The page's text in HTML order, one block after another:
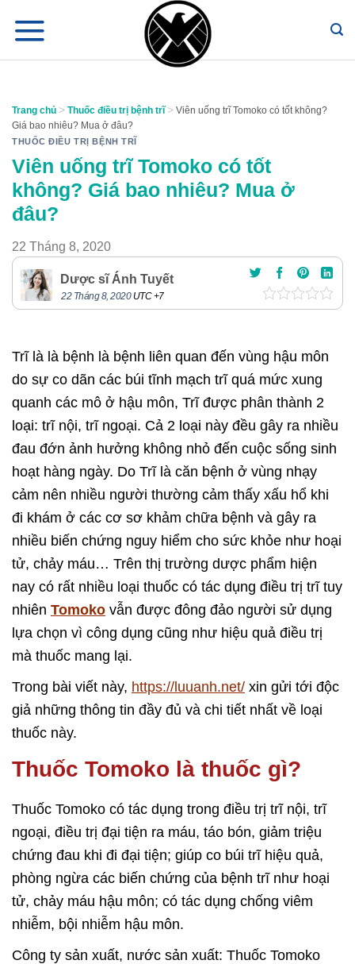
đến
Trang chủ > Thuốc điều trị bệnh trĩ > Viên uống trĩ Tomoko có tốt không?
Giá bao nhiêu? Mua ở đâu?
THUỐC ĐIỀU TRỊ BỆNH TRĨ
Viên uống trĩ Tomoko có tốt
không? Giá bao nhiêu? Mua ở
đâu?
22 Tháng 8, 2020
Dược sĩ Ánh Tuyết
22 Tháng 8, 2020UTC +7
Trĩ là là bệnh là bệnh liên quan đến vùng hậu môn
do sự co dãn các búi tĩnh mạch trĩ quá mức xung
quanh các mô ở hậu môn, Trĩ được phân thành 2
loại: trĩ nội, trĩ ngoại. Cả 2 loại này đều gây ra nhiều
đau đớn ảnh hưởng không nhỏ đến cuộc sống sinh
hoạt hàng ngày. Do Trĩ là căn bệnh ở vùng nhạy
cảm nên nhiều người thường cảm thấy xấu hổ khi
đi khám ở các cơ sơ khảm chữa bệnh và gây ra
nhiều biến chứng nguy hiểm cho sức khỏe như hoại
tử, chảy máu… Trên thị trường dược phẩm hiện
nay có rất nhiều loại thuốc có tác dụng điều trị trĩ tuy
nhiên Tomoko vẫn được đông đảo người sử dụng
lựa chọn vì công dụng cũng như hiệu quả điều trị
mà thuốc mang lại.
Trong bài viết này, https://luuanh.net/ xin gửi tới độc
giả những thông tin đầy đủ và chi tiết nhất về loại
thuốc này.
Thuốc Tomoko là thuốc gì?
Thuốc Tomoko có tác dụng trong điều trị trĩ nội, trĩ
ngoại, điều trị đại tiện ra máu, táo bón, giảm triệu
chứng đau khi đi đại tiện; giúp co búi trĩ hiệu quả,
phòng ngừa các biến chứng của bệnh trĩ như hoại
tử, chảy máu hậu môn; có tác dụng chống viêm
nhiễm, bội nhiễm hậu môn.
Công ty sản xuất, nước sản xuất: Thuốc Tomoko